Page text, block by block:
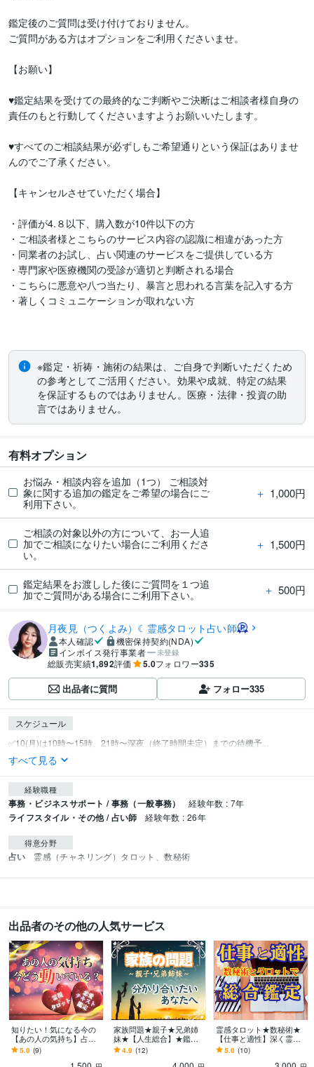
鑑定後のご質問は受け付けておりません。
ご質問がある方はオプションをご利用くださいませ。
【お願い】
♥鑑定結果を受けての最終的なご判断やご決断はご相談者様自身の
責任のもと行動してくださいますようお願いいたします。
♥すべてのご相談結果が必ずしもご希望通りという保証はありませ
んのでご了承ください。
【キャンセルさせていただく場合】
・評価が4.８以下、購入数が10件以下の方
・ご相談者様とこちらのサービス内容の認識に相違があった方
・同業者のお試し、占い関連のサービスをご提供している方
・専門家や医療機関の受診が適切と判断される場合
・こちらに悪意や八つ当たり、暴言と思われる言葉を記入する方
・著しくコミュニケーションが取れない方
※鑑定・祈祷・施術の結果は、ご自身で判断いただくため
の参考としてご活用ください。効果や成就、特定の結果
を保証するものではありません。医療・法律・投資の助
言ではありません。
有料オプション
お悩み・相談内容を追加（1つ） ご相談対
象に関する追加の鑑定をご希望の場合にご
利用下さい。
＋ 1,000円
ご相談の対象以外の方について、お一人追
加でご相談になりたい場合にご利用くださ
い。
＋ 1,500円
鑑定結果をお渡しした後にご質問を１つ追
加でご質問がある場合にご利用下さい。
＋ 500円
月夜見（つくよみ）☾霊感タロット占い師
本人確認
機密保持契約(NDA)
インボイス発行事業者
未登録
総販売実績1,892評価 5.0フォロワー335
出品者に質問 フォロー335
スケジュール
✅️10(月)は10時〜15時、21時〜深夜（終了時間未定）までの待機予...
すべて見る
経験職種
事務・ビジネスサポート / 事務（一般事務） 経験年数 : 7年
ライフスタイル・その他 / 占い師 経験年数 : 26年
得意分野
占い 霊感（チャネリング）タロット、数秘術
出品者のその他の人気サービス
知りたい！気になる今の
【あの人の気持ち】占い
ます ♡霊視×タロット×テ
キスト【お相手気持ち】
5.0 (9)
家族問題★親子★兄弟姉
妹★【人生総合】★鑑定
します ★親子・兄弟姉妹
★家族の関係★人生総合
4.9 (12)
霊感タロット★数秘術★
【仕事と適性】深く霊視
します ★あなたの隠れた
適正★適職を教えます★
5.0 (10)